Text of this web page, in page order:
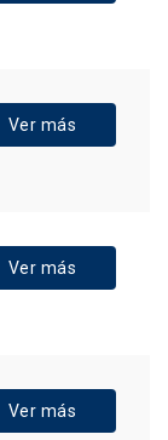
Ver más
Ver más
Ver más